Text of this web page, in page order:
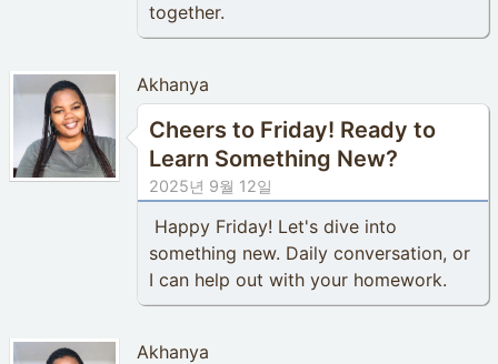
together.
Akhanya
Cheers to Friday! Ready to
Learn Something New?
2025년 9월 12일
Happy Friday! Let's dive into
something new. Daily conversation, or
I can help out with your homework.
Akhanya